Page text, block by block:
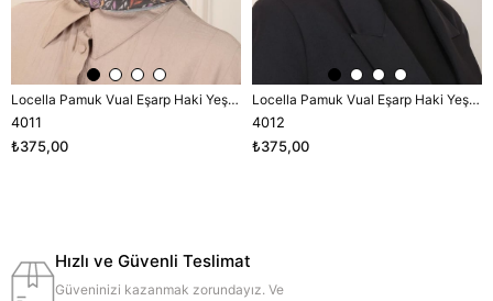
Locella Pamuk Vual Eşarp Haki Yeşili-2
4011
₺375,00
Locella Pamuk Vual Eşarp Haki Yeşili-2
4012
₺375,00
Hızlı ve Güvenli Teslimat
Güveninizi kazanmak zorundayız. Ve